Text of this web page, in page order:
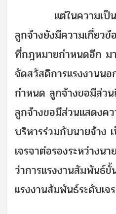
แต่ในความเป็นจ
ลูกจ้างยังมีความเกี่ยว
ที่กฎหมายกำหนดอีก ม
จัดสวัสดิการแรงงานน
กำหนด ลูกจ้างขอมีส่ว
ลูกจ้างขอมีส่วนแสดงค
บริหารร่วมกับนายจ้าง
เจรจาต่อรองระหว่างน
ว่าการแรงงานสัมพันธ์
แรงงานสัมพันธ์ระดับเจ